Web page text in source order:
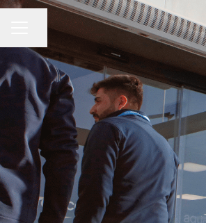
Menú de empleo
Compartir página